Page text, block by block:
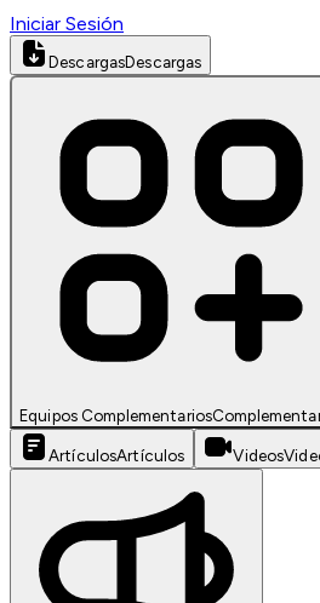
Iniciar Sesión
DescargasDescargas
Equipos Complementarios
ArtículosArtículos Videos